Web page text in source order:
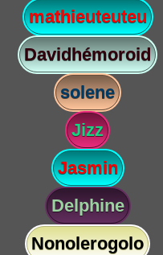
mathieuteuteu
Davidhémoroid
solene
Jizz
Jasmin
Delphine
Nonolerogolo